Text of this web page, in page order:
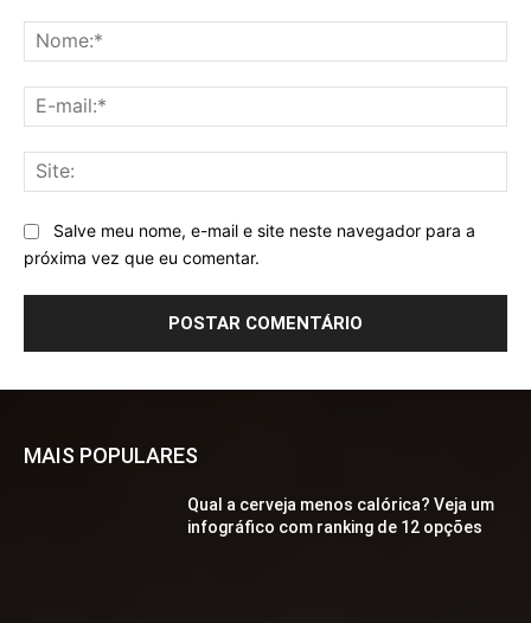
Salve meu nome, e-mail e site neste navegador para a
próxima vez que eu comentar.
MAIS POPULARES
Qual a cerveja menos calórica? Veja um
infográfico com ranking de 12 opções